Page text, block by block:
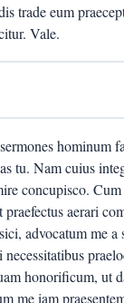
trade eum
Vale.
hominum
tu. Nam cuius
concupisco.
aerari
advocatum me a
honorificum, ut
me iam